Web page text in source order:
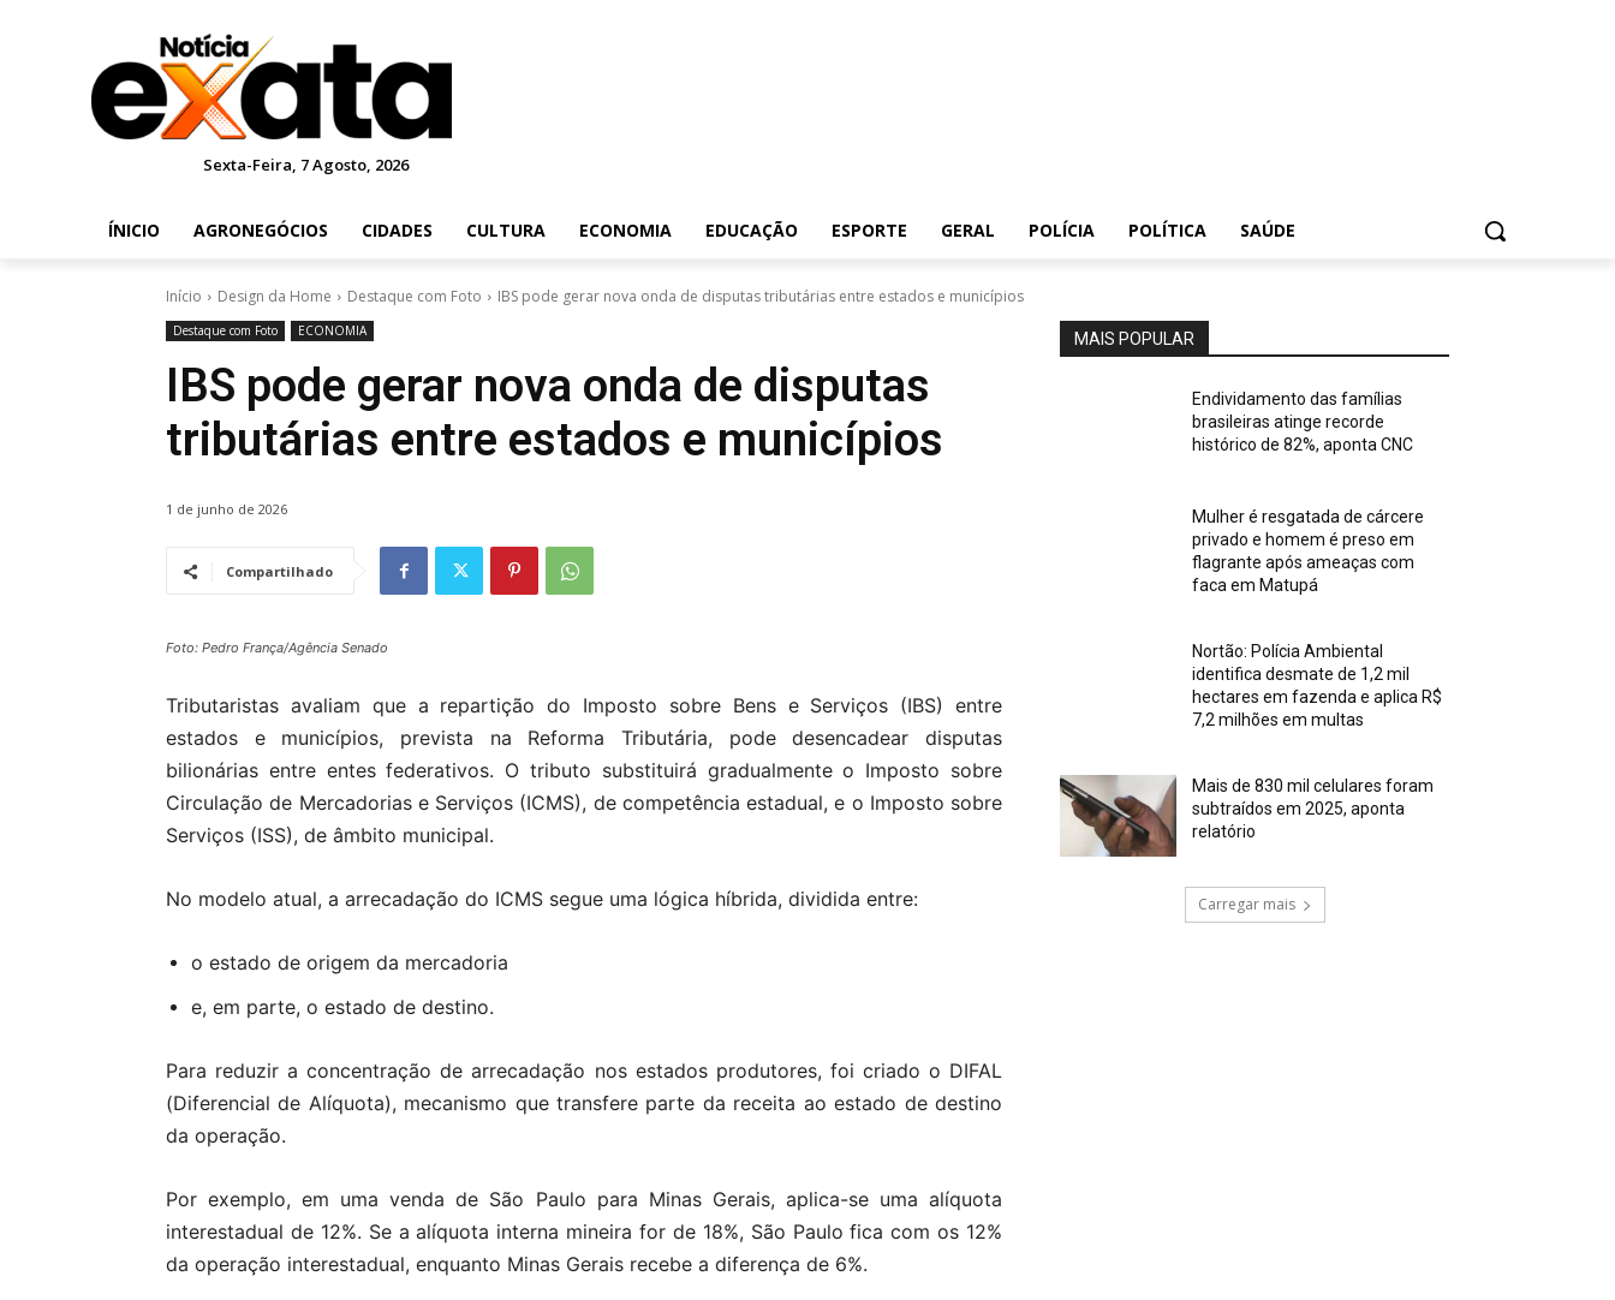
Sexta-Feira, 7 Agosto, 2026
ÍNICIO AGRONEGÓCIOS CIDADES CULTURA ECONOMIA EDUCAÇÃO ESPORTE GERAL POLÍCIA POLÍTICA SAÚDE
Início Design da Home Destaque com Foto IBS pode gerar nova onda de disputas tributárias entre estados e municípios
Destaque com Foto ECONOMIA
IBS pode gerar nova onda de disputas
tributárias entre estados e municípios
1 de junho de 2026
Compartilhado
Foto: Pedro França/Agência Senado
Tributaristas avaliam que a repartição do Imposto sobre Bens e Serviços (IBS) entre
estados e municípios, prevista na Reforma Tributária, pode desencadear disputas
bilionárias entre entes federativos. O tributo substituirá gradualmente o Imposto sobre
Circulação de Mercadorias e Serviços (ICMS), de competência estadual, e o Imposto sobre
Serviços (ISS), de âmbito municipal.
No modelo atual, a arrecadação do ICMS segue uma lógica híbrida, dividida entre:
o estado de origem da mercadoria
e, em parte, o estado de destino.
Para reduzir a concentração de arrecadação nos estados produtores, foi criado o DIFAL
(Diferencial de Alíquota), mecanismo que transfere parte da receita ao estado de destino
da operação.
Por exemplo, em uma venda de São Paulo para Minas Gerais, aplica-se uma alíquota
interestadual de 12%. Se a alíquota interna mineira for de 18%, São Paulo fica com os 12%
da operação interestadual, enquanto Minas Gerais recebe a diferença de 6%.
MAIS POPULAR
Endividamento das famílias
brasileiras atinge recorde
histórico de 82%, aponta CNC
Mulher é resgatada de cárcere
privado e homem é preso em
flagrante após ameaças com
faca em Matupá
Nortão: Polícia Ambiental
identifica desmate de 1,2 mil
hectares em fazenda e aplica R$
7,2 milhões em multas
Mais de 830 mil celulares foram
subtraídos em 2025, aponta
relatório
Carregar mais